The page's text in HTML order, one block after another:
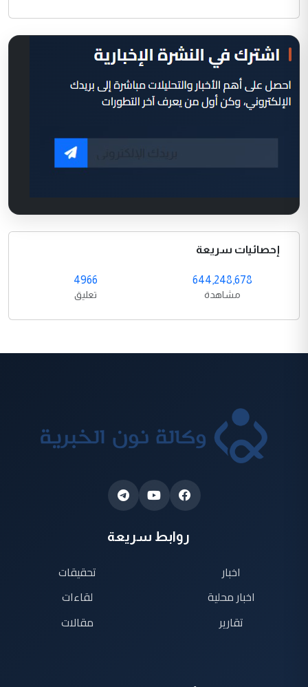
إحصائيات سريعة
644,248,678
مشاهدة
4966
تعليق
روابط سريعة
اخبار
اخبار محلية
تقارير
تحقيقات
لقاءات
مقالات